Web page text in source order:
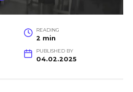
READING
2 min
PUBLISHED BY
04.02.2025